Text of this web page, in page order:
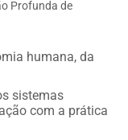
Profunda de
humana, da
sistemas
com a prática